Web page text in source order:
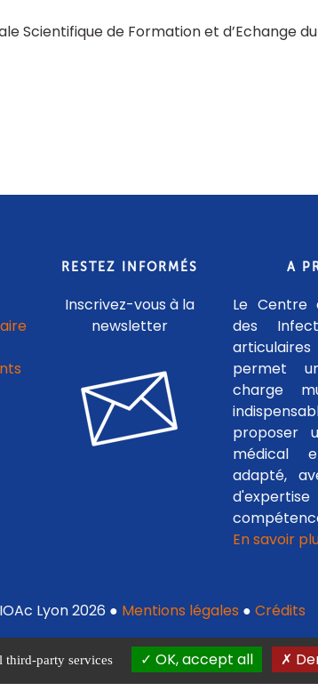
Scientifique de Formation et d’Echange du
RESTEZ INFORMÉS
Inscrivez-vous à la
newsletter
A
Le Centre
des
permet
charge
proposer
médical
adapté,
En savoir
Lyon 2026 ● Mentions légales ● Crédits
party services OK, accept all